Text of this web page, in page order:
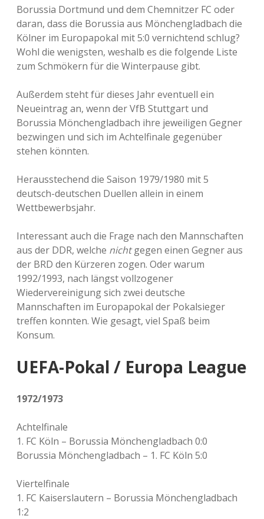
Borussia Dortmund und dem Chemnitzer FC oder
daran, dass die Borussia aus Mönchengladbach die
Kölner im Europapokal mit 5:0 vernichtend schlug?
Wohl die wenigsten, weshalb es die folgende Liste
zum Schmökern für die Winterpause gibt.
Außerdem steht für dieses Jahr eventuell ein
Neueintrag an, wenn der VfB Stuttgart und
Borussia Mönchengladbach ihre jeweiligen Gegner
bezwingen und sich im Achtelfinale gegenüber
stehen könnten.
Herausstechend die Saison 1979/1980 mit 5
deutsch-deutschen Duellen allein in einem
Wettbewerbsjahr.
Interessant auch die Frage nach den Mannschaften
aus der DDR, welche nichtgegen einen Gegner aus
der BRD den Kürzeren zogen. Oder warum
1992/1993, nach längst vollzogener
Wiedervereinigung sich zwei deutsche
Mannschaften im Europapokal der Pokalsieger
treffen konnten. Wie gesagt, viel Spaß beim
Konsum.
UEFA-Pokal / Europa League
1972/1973
Achtelfinale
1. FC Köln – Borussia Mönchengladbach 0:0
Borussia Mönchengladbach – 1. FC Köln 5:0
Viertelfinale
1. FC Kaiserslautern – Borussia Mönchengladbach
1:2